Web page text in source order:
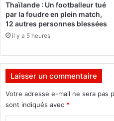
u
l
t
n
e
t
d
p
o
o
r
s
u
i
Thaïlande : Un footballeur tué
par la foudre en plein match,
12 autres personnes blessées
il y a 5 heures
Laisser un commentaire
Votre adresse e-mail ne sera pas
sont indiqués avec *